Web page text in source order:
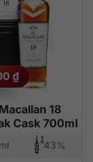
18
Cask 700ml
₫
43%